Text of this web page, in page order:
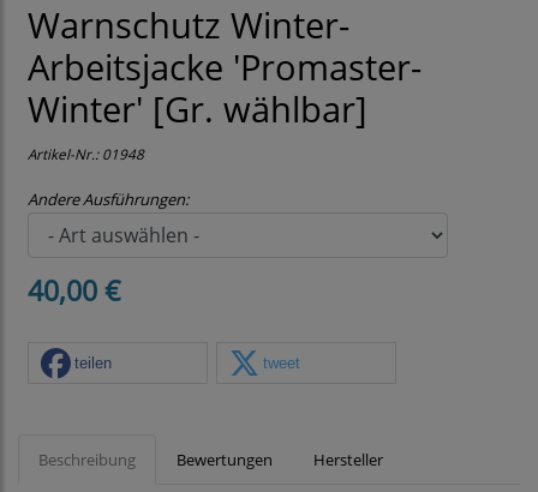
Warnschutz Winter-
Arbeitsjacke 'Promaster-
Winter' [Gr. wählbar]
Artikel-Nr.:01948
Andere Ausführungen:
40,00 €
teilen tweet
Beschreibung Bewertungen Hersteller